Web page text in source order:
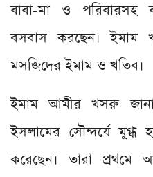
বাবা-মা ও পরিবারসহ
বসবাস করছেন। ইমাম
মসজিদের ইমাম ও খতিব।
ইমাম আমীর খসরু
ইসলামের সৌন্দর্যে মুগ্ধ
করেছেন। তারা প্রথমে